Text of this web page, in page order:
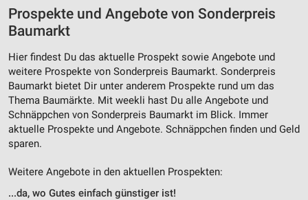
Prospekte und Angebote von Sonderpreis
Baumarkt
Hier findest Du das aktuelle Prospekt sowie Angebote und
weitere Prospekte von Sonderpreis Baumarkt. Sonderpreis
Baumarkt bietet Dir unter anderem Prospekte rund um das
Thema Baumärkte. Mit weekli hast Du alle Angebote und
Schnäppchen von Sonderpreis Baumarkt im Blick. Immer
aktuelle Prospekte und Angebote. Schnäppchen finden und Geld
sparen.
Weitere Angebote in den aktuellen Prospekten:
...da, wo Gutes einfach günstiger ist!